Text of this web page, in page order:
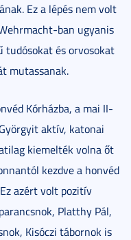
Ez a lépés nem volt
ban ugyanis
és orvosokat
mutassanak.
Kórházba, a mai II-
aktív, katonai
kiemelték volna őt
kezdve a honvéd
azért volt pozitív
Platthy Pál,
Kisóczi tábornok is